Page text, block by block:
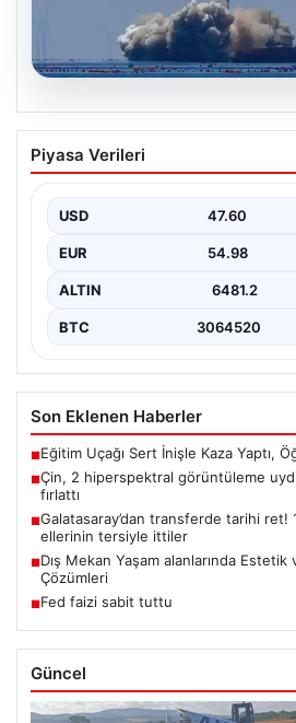
05.08.2026
Çin, 2 hiperspektral
uydusunu denizden uzaya
Piyasa Verileri
USD 47.60
EUR 54.98
ALTIN 6481.2
BTC 3064520
Son Eklenen Haberler
■Eğitim Uçağı Sert İnişle Kaza Yaptı,
■Çin, 2 hiperspektral görüntüleme
fırlattı
■Galatasaray’dan transferde tarihi ret!
ellerinin tersiyle ittiler
■Dış Mekan Yaşam alanlarında Estetik
Çözümleri
■Fed faizi sabit tuttu
Güncel